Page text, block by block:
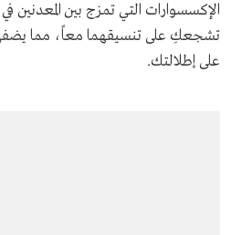
الإكسسوارات التي تمزج بين المعدنين
تشجعكِ على تنسيقهما معاً، مما يضفي
على إطلالتك.